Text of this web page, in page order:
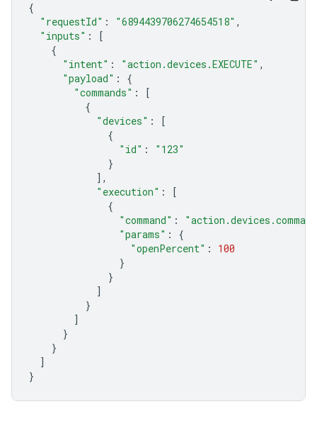
{
"requestId" : "6894439706274654518" ,
"inputs" :
[
{
"intent" : "action.devices.EXECUTE" ,
"payload" :
{
"commands" :
[
{
"devices" :
[
{
"id" :
"123"
}
],
"execution" :
[
{
"command" :
"params" :
{
"openPercent" :
100
}
}
]
}
]
}
}
]
}